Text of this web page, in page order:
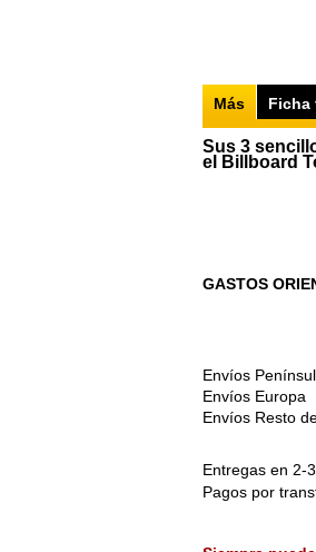
Más Ficha
Sus 3
el Billboard
GASTOS
Envíos
Envíos Europa
Envíos Resto
Entregas en 2-
Pagos por